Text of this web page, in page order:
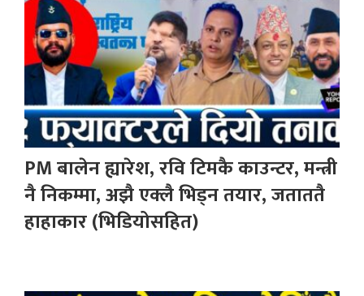
PM बालेन ह्यारेश, रवि टिमकै काउन्टर, मन्त्री
नै निकम्मा, अझै एक्लै भिड्न तयार, जताततै
हाहाकार (भिडियोसहित)